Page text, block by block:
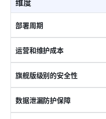
部署周期
运营和维护成本
旗舰版级别的安全性
数据泄漏防护保障